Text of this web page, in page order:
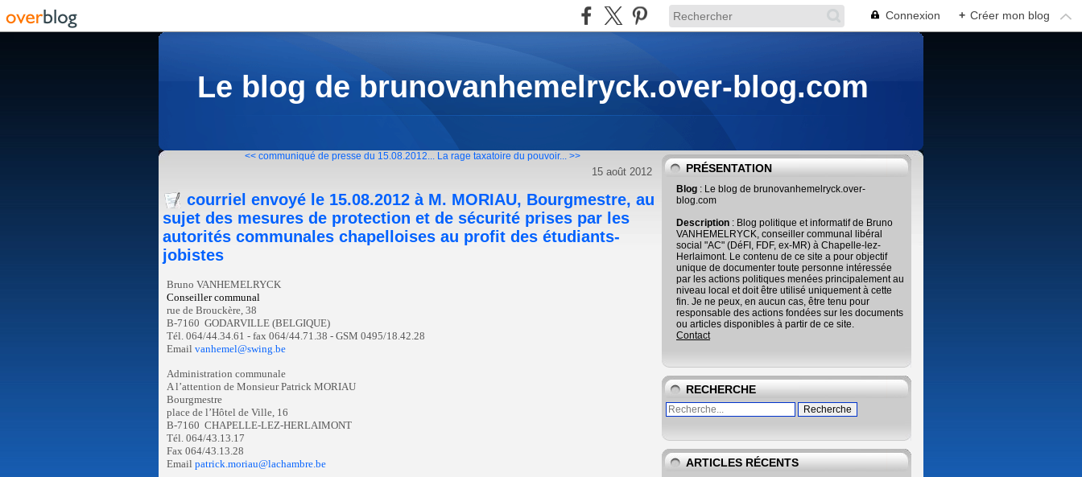
Connexion + Créer mon blog
Le blog de brunovanhemelryck.over-blog.com
<< communiqué de presse du 15.08.2012... La rage taxatoire du pouvoir... >>
15 août 2012
courriel envoyé le 15.08.2012 à M. MORIAU, Bourgmestre, au
sujet des mesures de protection et de sécurité prises par les
autorités communales chapelloises au profit des étudiants-
jobistes
Bruno VANHEMELRYCK
Conseiller communal
rue de Brouckère, 38
B-7160 GODARVILLE (BELGIQUE)
Tél. 064/44.34.61 - fax 064/44.71.38 - GSM 0495/18.42.28
Email vanhemel@swing.be
Administration communale
A l’attention de Monsieur Patrick MORIAU
Bourgmestre
place de l’Hôtel de Ville, 16
B‑7160 CHAPELLE‑LEZ‑HERLAIMONT
Tél. 064/43.13.17
Fax 064/43.13.28
Email patrick.moriau@lachambre.be
PRÉSENTATION
Blog : Le blog de brunovanhemelryck.over-
blog.com
Description : Blog politique et informatif de Bruno
VANHEMELRYCK, conseiller communal libéral
social "AC" (DéFI, FDF, ex-MR) à Chapelle-lez-
Herlaimont. Le contenu de ce site a pour objectif
unique de documenter toute personne intéressée
par les actions politiques menées principalement au
niveau local et doit être utilisé uniquement à cette
fin. Je ne peux, en aucun cas, être tenu pour
responsable des actions fondées sur les documents
ou articles disponibles à partir de ce site.
Contact
RECHERCHE
ARTICLES RÉCENTS